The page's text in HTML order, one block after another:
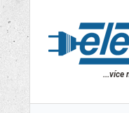
...více